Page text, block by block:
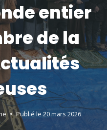
entier
de la
Publié le 20 mars 2026